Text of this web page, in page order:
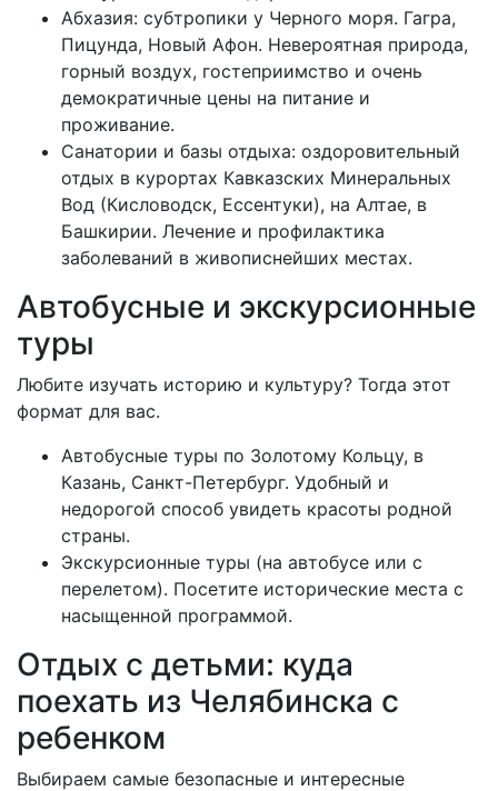
Абхазия: субтропики у Черного моря. Гагра,
Пицунда, Новый Афон. Невероятная природа,
горный воздух, гостеприимство и очень
демократичные цены на питание и
проживание.
Санатории и базы отдыха: оздоровительный
отдых в курортах Кавказских Минеральных
Вод (Кисловодск, Ессентуки), на Алтае, в
Башкирии. Лечение и профилактика
заболеваний в живописнейших местах.
Автобусные и экскурсионные
туры
Любите изучать историю и культуру? Тогда этот
формат для вас.
Автобусные туры по Золотому Кольцу, в
Казань, Санкт-Петербург. Удобный и
недорогой способ увидеть красоты родной
страны.
Экскурсионные туры (на автобусе или с
перелетом). Посетите исторические места с
насыщенной программой.
Отдых с детьми: куда
поехать из Челябинска с
ребенком
Выбираем самые безопасные и интересные